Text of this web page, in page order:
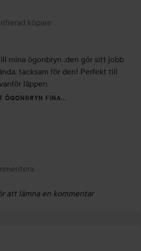
köpare
mina ögonbryn ,den gör sitt jobb
tacksam för den! Perfekt till
läppen
ÖGONBRYN FINA...
att lämna en kommentar